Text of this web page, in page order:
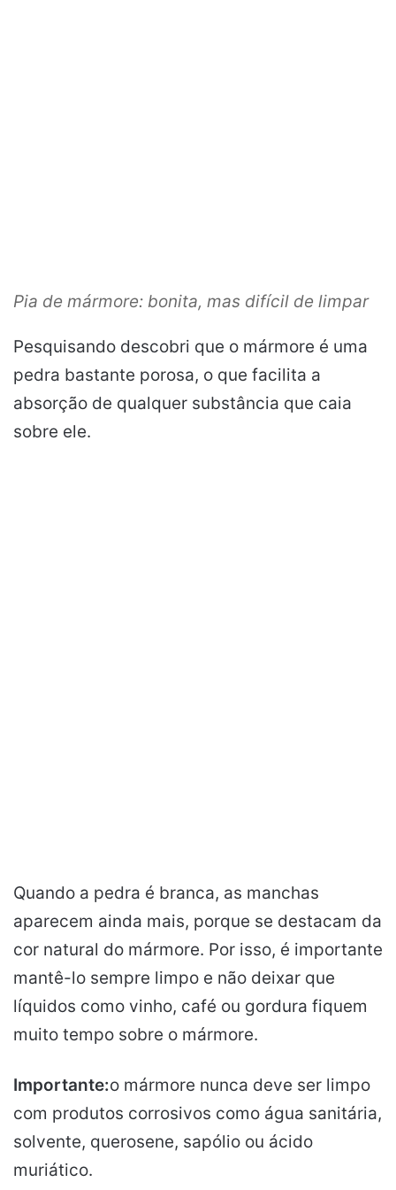
Pia de mármore: bonita, mas difícil de limpar
Pesquisando descobri que o mármore é uma
pedra bastante porosa, o que facilita a
absorção de qualquer substância que caia
sobre ele.
Quando a pedra é branca, as manchas
aparecem ainda mais, porque se destacam da
cor natural do mármore. Por isso, é importante
mantê-lo sempre limpo e não deixar que
líquidos como vinho, café ou gordura fiquem
muito tempo sobre o mármore.
Importante:o mármore nunca deve ser limpo
com produtos corrosivos como água sanitária,
solvente, querosene, sapólio ou ácido
muriático.